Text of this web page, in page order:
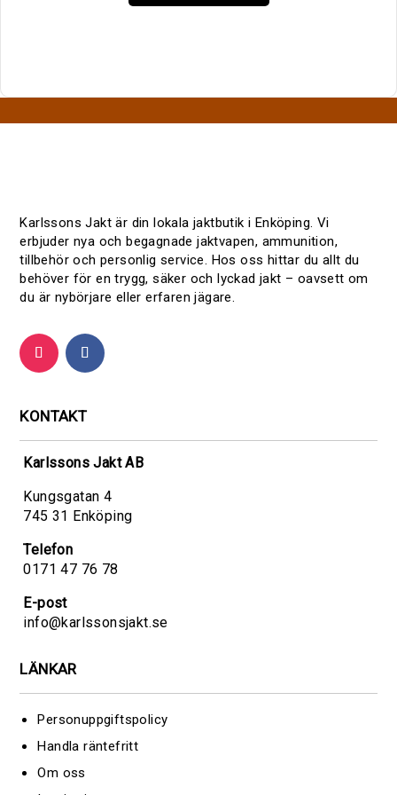
L
y
Karlssons Jakt är din lokala jaktbutik i Enköping. Vi
erbjuder nya och begagnade jaktvapen, ammunition,
tillbehör och personlig service. Hos oss hittar du allt du
behöver för en trygg, säker och lyckad jakt – oavsett om
du är nybörjare eller erfaren jägare.
KONTAKT
Karlssons Jakt AB
Kungsgatan 4
745 31 Enköping
Telefon
0171 47 76 78
E-post
info@karlssonsjakt.se
LÄNKAR
Personuppgiftspolicy
Handla räntefritt
Om oss